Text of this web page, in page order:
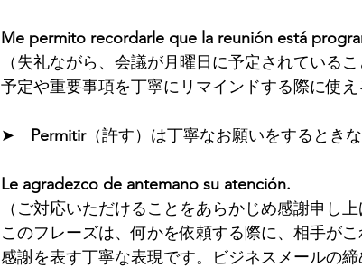
Me permito recordarle que la reunión está
（失礼ながら、会議が月曜日に予定されている
予定や重要事項を丁寧にリマインドする際に使え
➤ Permitir（許す）は丁寧なお願いをするとき
Le agradezco de antemano su atención.
（ご対応いただけることをあらかじめ感謝申し上
このフレーズは、何かを依頼する際に、相手が
感謝を表す丁寧な表現です。ビジネスメールの